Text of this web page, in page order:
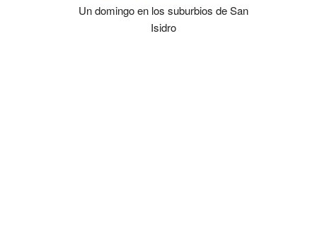
Un domingo en los suburbios de San
Isidro